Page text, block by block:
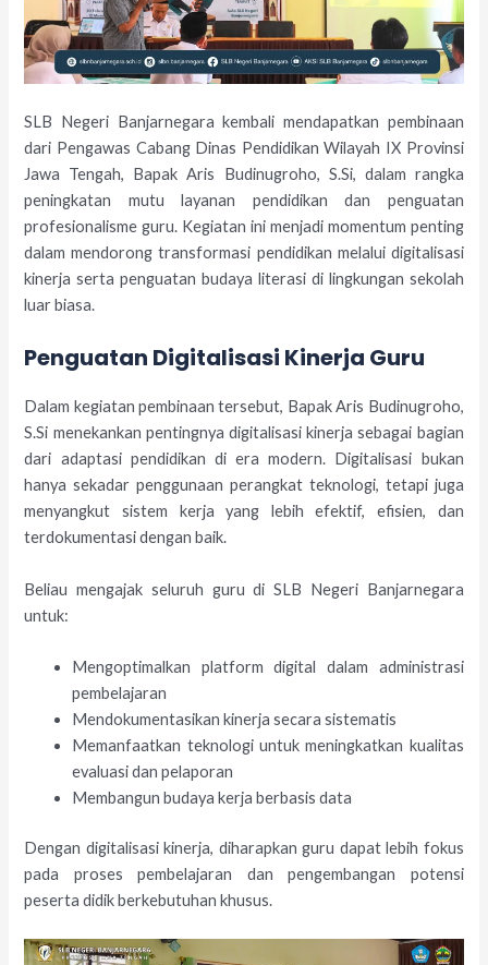
SLB Negeri Banjarnegara kembali mendapatkan pembinaan
dari Pengawas Cabang Dinas Pendidikan Wilayah IX Provinsi
Jawa Tengah, Bapak Aris Budinugroho, S.Si, dalam rangka
peningkatan mutu layanan pendidikan dan penguatan
profesionalisme guru. Kegiatan ini menjadi momentum penting
dalam mendorong transformasi pendidikan melalui digitalisasi
kinerja serta penguatan budaya literasi di lingkungan sekolah
luar biasa.
Penguatan Digitalisasi Kinerja Guru
Dalam kegiatan pembinaan tersebut, Bapak Aris Budinugroho,
S.Si menekankan pentingnya digitalisasi kinerja sebagai bagian
dari adaptasi pendidikan di era modern. Digitalisasi bukan
hanya sekadar penggunaan perangkat teknologi, tetapi juga
menyangkut sistem kerja yang lebih efektif, efisien, dan
terdokumentasi dengan baik.
Beliau mengajak seluruh guru di SLB Negeri Banjarnegara
untuk:
Mengoptimalkan platform digital dalam administrasi
pembelajaran
Mendokumentasikan kinerja secara sistematis
Memanfaatkan teknologi untuk meningkatkan kualitas
evaluasi dan pelaporan
Membangun budaya kerja berbasis data
Dengan digitalisasi kinerja, diharapkan guru dapat lebih fokus
pada proses pembelajaran dan pengembangan potensi
peserta didik berkebutuhan khusus.